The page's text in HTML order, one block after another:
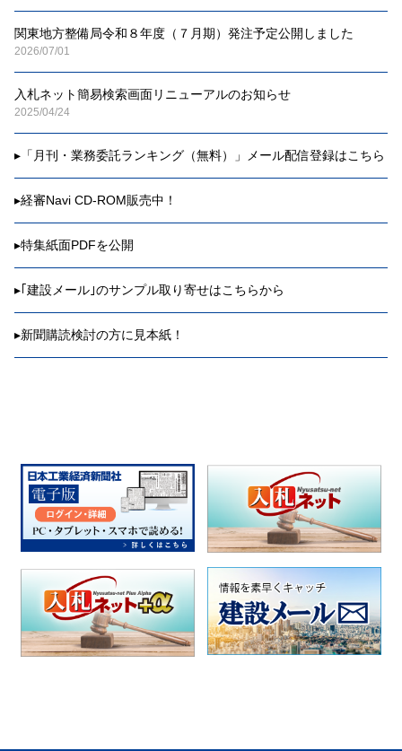
関東地方整備局令和８年度（７月期）発注予定公開しました
2026/07/01
入札ネット簡易検索画面リニューアルのお知らせ
2025/04/24
▸ 「月刊・業務委託ランキング（無料）」メール配信登録はこちら
▸経審Navi CD-ROM販売中！
▸特集紙面PDFを公開
▸｢建設メール｣のサンプル取り寄せはこちらから
▸新聞購読検討の方に見本紙！